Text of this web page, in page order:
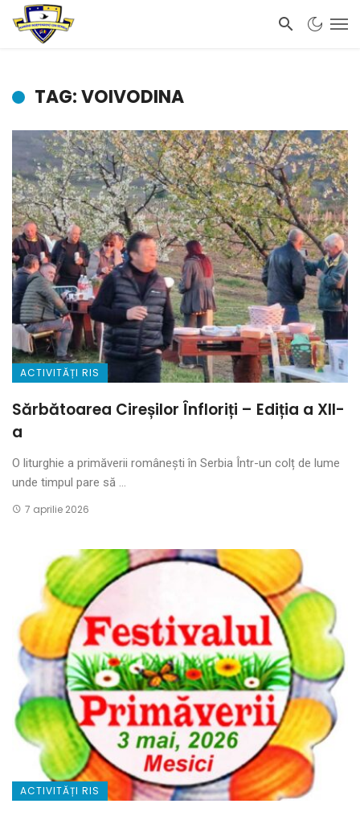
TAG: VOIVODINA
ACTIVITĂȚI RIS
Sărbătoarea Cireșilor Înfloriți – Ediția a XII-
a
O liturghie a primăverii românești în Serbia Într-un colț de lume
unde timpul pare să ...
7 aprilie 2026
ACTIVITĂȚI RIS